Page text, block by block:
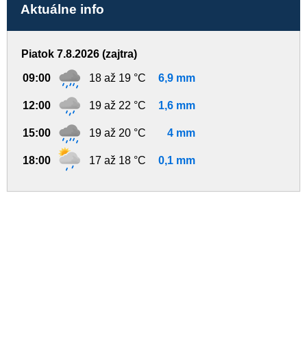
Aktuálne info
Piatok 7.8.2026 (zajtra)
09:00 18 až 19 °C 6,9 mm
12:00 19 až 22 °C 1,6 mm
15:00 19 až 20 °C 4 mm
18:00 17 až 18 °C 0,1 mm